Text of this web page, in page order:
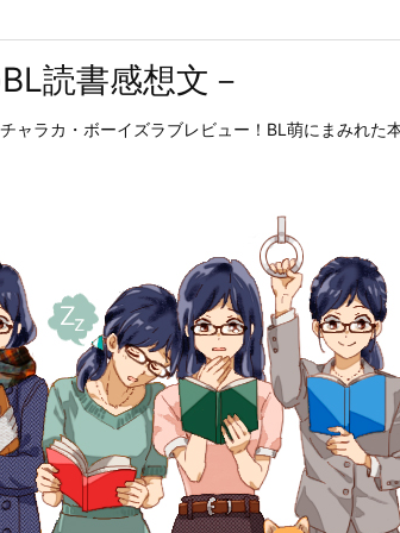
読書感想文－
ラカ・ボーイズラブレビュー！BL萌にまみれた